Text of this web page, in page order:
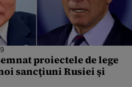
proiectele de lege
sancţiuni Rusiei şi